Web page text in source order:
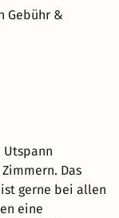
Urlaub.
Gebühr &
Das
gerne bei allen
eine